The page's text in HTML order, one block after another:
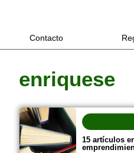
Contacto
enriquese
15 artículos